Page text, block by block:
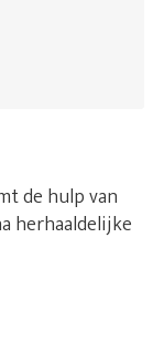
de hulp van
herhaaldelijke